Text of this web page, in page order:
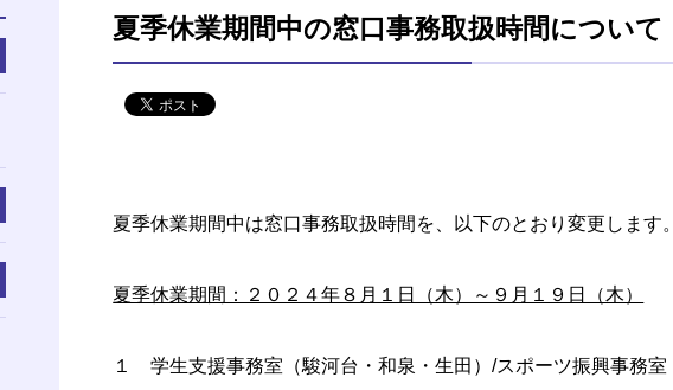
夏季休業期間中の窓口事務取扱時間について
夏季休業期間中は窓口事務取扱時間を、以下のとおり変更します。
夏季休業期間：２０２４年８月１日（木）～９月１９日（木）
１ 学生支援事務室（駿河台・和泉・生田）/スポーツ振興事務室